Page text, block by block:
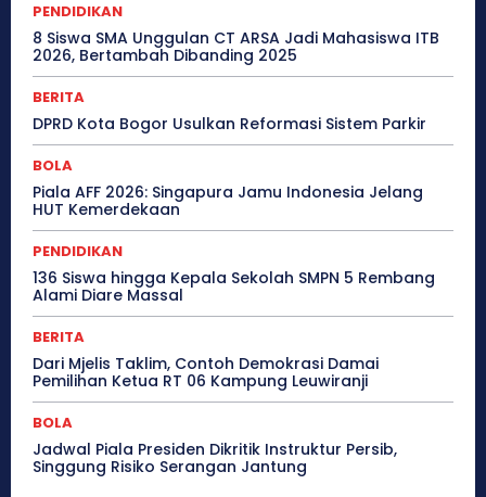
PENDIDIKAN
8 Siswa SMA Unggulan CT ARSA Jadi Mahasiswa ITB
2026, Bertambah Dibanding 2025
BERITA
DPRD Kota Bogor Usulkan Reformasi Sistem Parkir
BOLA
Piala AFF 2026: Singapura Jamu Indonesia Jelang
HUT Kemerdekaan
PENDIDIKAN
136 Siswa hingga Kepala Sekolah SMPN 5 Rembang
Alami Diare Massal
BERITA
Dari Mjelis Taklim, Contoh Demokrasi Damai
Pemilihan Ketua RT 06 Kampung Leuwiranji
BOLA
Jadwal Piala Presiden Dikritik Instruktur Persib,
Singgung Risiko Serangan Jantung